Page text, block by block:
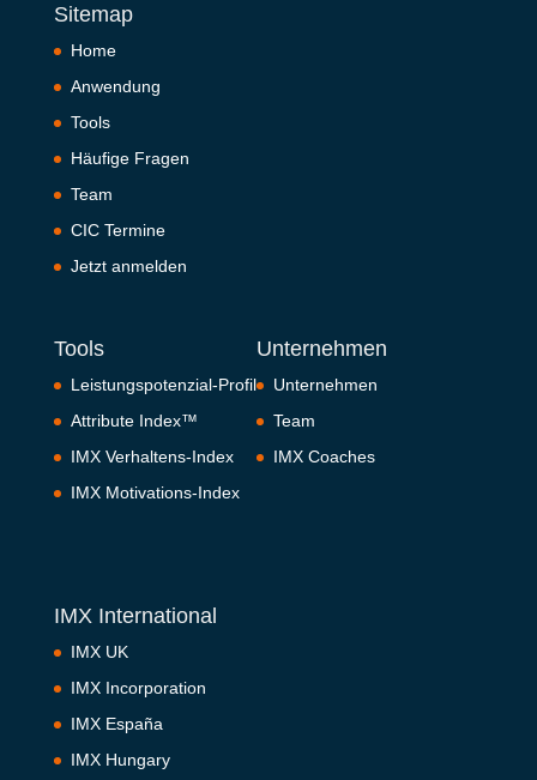
Sitemap
Home
Anwendung
Tools
Häufige Fragen
Team
CIC Termine
Jetzt anmelden
Tools
Leistungspotenzial-Profil
Attribute Index™
IMX Verhaltens-Index
IMX Motivations-Index
Unternehmen
Unternehmen
Team
IMX Coaches
IMX International
IMX UK
IMX Incorporation
IMX España
IMX Hungary